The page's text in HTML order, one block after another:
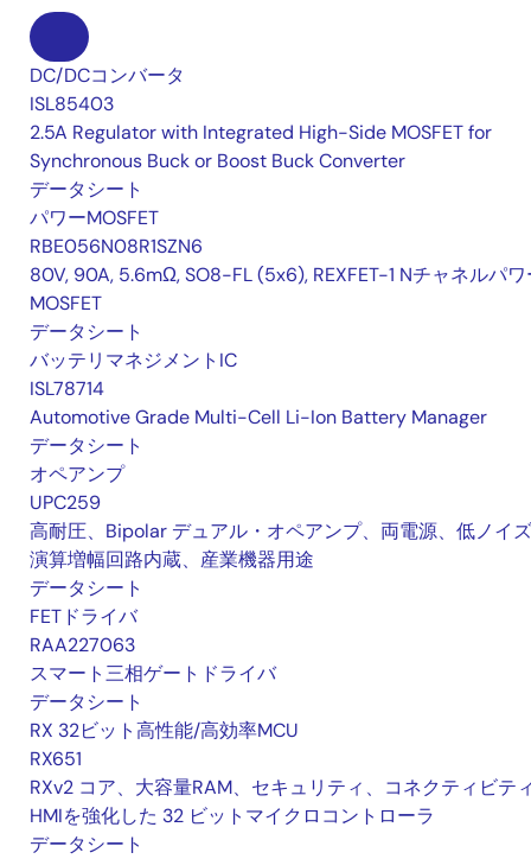
DC/DCコンバータ
ISL85403
2.5A Regulator with Integrated High-Side MOSFET for
Synchronous Buck or Boost Buck Converter
データシート
パワーMOSFET
RBE056N08R1SZN6
80V, 90A, 5.6mΩ, SO8-FL (5x6), REXFET-1 Nチャネルパワ
MOSFET
データシート
バッテリマネジメントIC
ISL78714
Automotive Grade Multi-Cell Li-Ion Battery Manager
データシート
オペアンプ
UPC259
高耐圧、Bipolar デュアル・オペアンプ、両電源、低ノイ
演算増幅回路内蔵、産業機器用途
データシート
FETドライバ
RAA227063
スマート三相ゲートドライバ
データシート
RX 32ビット高性能/高効率MCU
RX651
RXv2 コア、大容量RAM、セキュリティ、コネクティビテ
HMIを強化した 32 ビットマイクロコントローラ
データシート